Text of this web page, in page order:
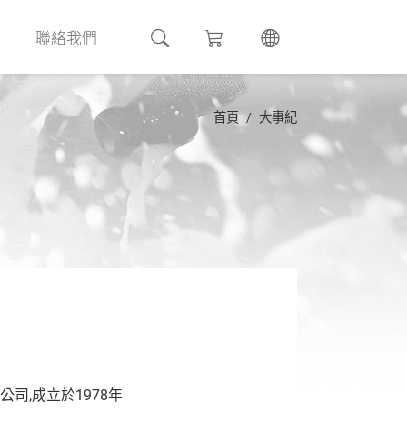
聯絡我們
首頁 大事紀
司,成立於1978年